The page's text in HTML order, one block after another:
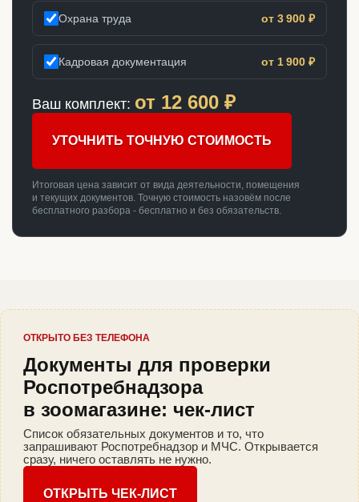
Охрана труда от 3 900 ₽
Кадровая документация от 1 900 ₽
Ваш комплект: от 12 600 ₽
УТОЧНИТЬ ТОЧНУЮ СТОИМОСТЬ
Итоговая цена зависит от вида деятельности, помещения
и текущих документов. Точную стоимость назовём после
бесплатного разбора - бесплатно и без обязательств.
ОТКРЫТО БЕЗ ТЕЛЕФОНА
Документы для проверки
Роспотребнадзора
в зоомагазине: чек-лист
Список обязательных документов и то, что
запрашивают Роспотребнадзор и МЧС. Открывается
сразу, ничего оставлять не нужно.
ОТКРЫТЬ ЧЕК-ЛИСТ